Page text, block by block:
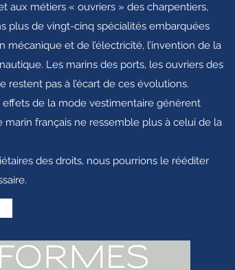
aux métiers « ouvriers » des charpentiers,
plus de vingt-cinq spécialités embarquées
et de l’électricité, l’invention de la
Les marins des ports, les ouvriers des
pas à l’écart de ces évolutions.
de la mode vestimentaire génèrent
marin français ne ressemble plus à celui de la
des droits, nous pourrions le rééditer